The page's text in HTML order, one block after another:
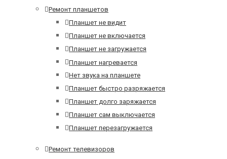
Ремонт планшетов
Планшет не видит
Планшет не включается
Планшет не загружается
Планшет нагревается
Нет звука на планшете
Планшет быстро разряжается
Планшет долго заряжается
Планшет сам выключается
Планшет перезагружается
Ремонт телевизоров